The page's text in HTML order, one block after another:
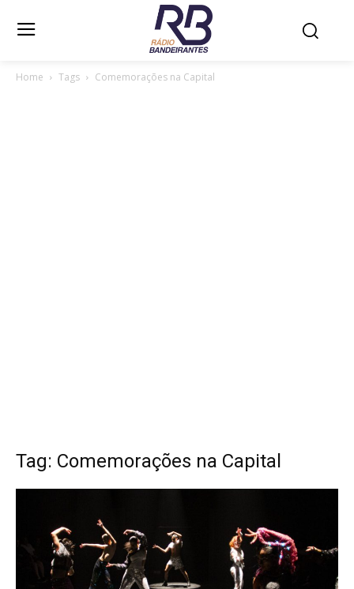
Home Tags Comemorações na Capital
Tag: Comemorações na Capital